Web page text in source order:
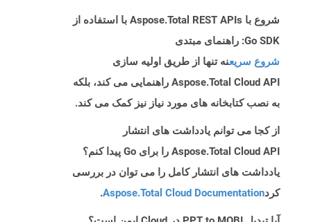
شروع با Aspose.Total REST APIs با استفاده از
Go SDK: راهنمای مبتدی
شروع سریعنه تنها از طریق اولیه سازی
Aspose.Total Cloud API راهنمایی می کند، بلکه
به نصب کتابخانه های مورد نیاز نیز کمک می کند.
از کجا می توانم یادداشت های انتشار
Aspose.Total Cloud API را برای Go پیدا کنم؟
یادداشت های انتشار کامل را می توان در بررسی
کردAspose.Total Cloud Documentation
.